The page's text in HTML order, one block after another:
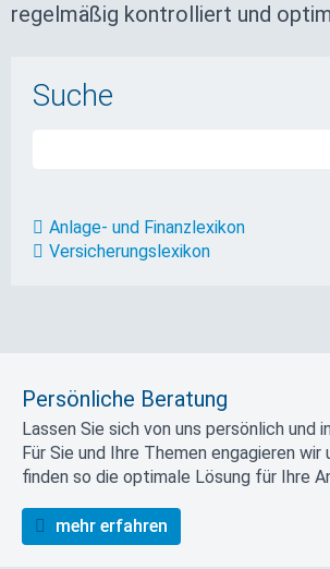
regelmäßig kontrolliert und
Suche
Anlage- und Finanzlexikon
Versicherungslexikon
Persönliche Beratung
Lassen Sie sich von uns persönlich und
Für Sie und Ihre Themen engagieren wir
finden so die optimale Lösung für Ihre
mehr erfahren